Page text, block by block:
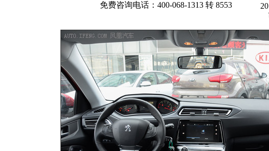
免费咨询电话：400-068-1313 转 8553